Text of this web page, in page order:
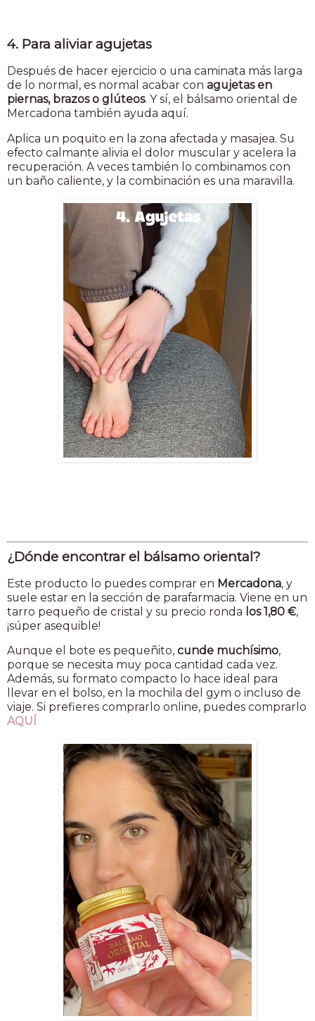
4. Para aliviar agujetas
Después de hacer ejercicio o una caminata más larga
de lo normal, es normal acabar con agujetas en
piernas, brazos o glúteos. Y sí, el bálsamo oriental de
Mercadona también ayuda aquí.
Aplica un poquito en la zona afectada y masajea. Su
efecto calmante alivia el dolor muscular y acelera la
recuperación. A veces también lo combinamos con
un baño caliente, y la combinación es una maravilla.
¿Dónde encontrar el bálsamo oriental?
Este producto lo puedes comprar en Mercadona, y
suele estar en la sección de parafarmacia. Viene en un
tarro pequeño de cristal y su precio ronda los 1,80 €,
¡súper asequible!
Aunque el bote es pequeñito, cunde muchísimo,
porque se necesita muy poca cantidad cada vez.
Además, su formato compacto lo hace ideal para
llevar en el bolso, en la mochila del gym o incluso de
viaje. Si prefieres comprarlo online, puedes comprarlo
AQUÍ